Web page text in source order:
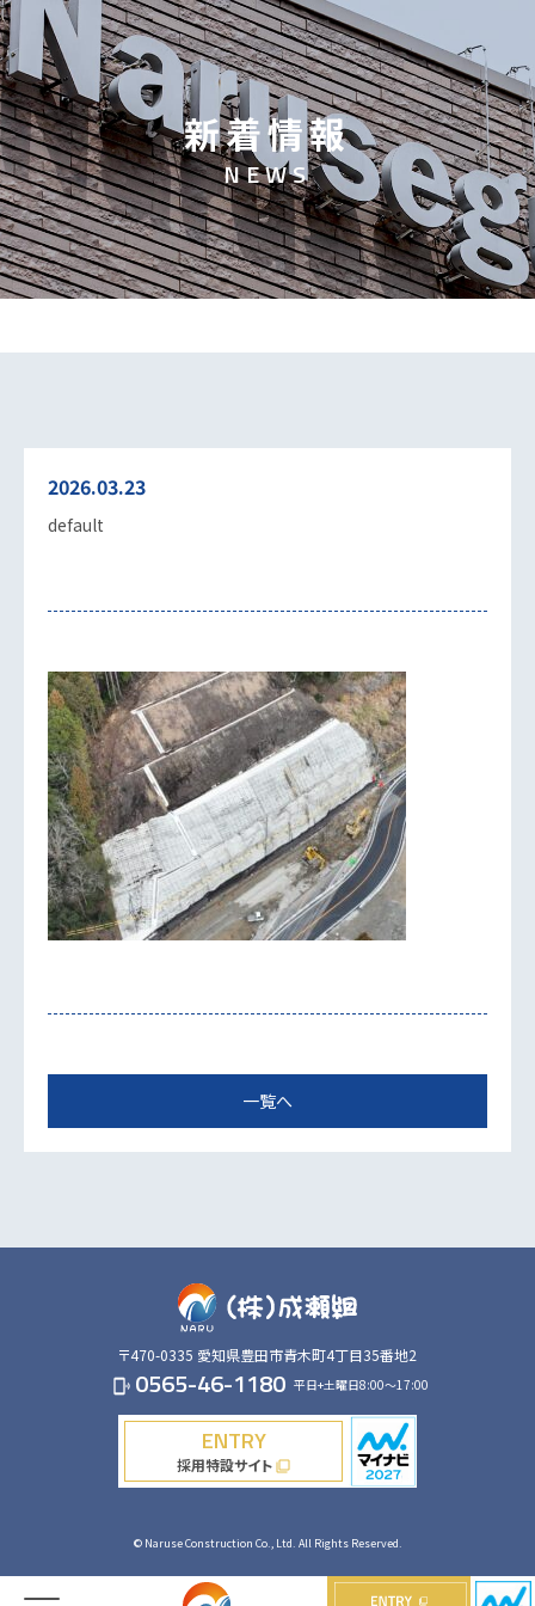
新着情報
NEWS
2026.03.23
default
一覧へ
〒470-0335 愛知県豊田市青木町4丁目35番地2
phonelink_ring 0565-46-1180 平日+土曜日8:00～17:00
ENTRY
採用特設サイトfilter_none
© Naruse Construction Co., Ltd. All Rights Reserved.